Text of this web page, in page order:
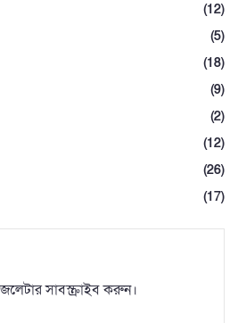
(12)
(5)
(18)
(9)
(2)
(12)
(26)
(17)
সাবস্ক্রাইব করুন।